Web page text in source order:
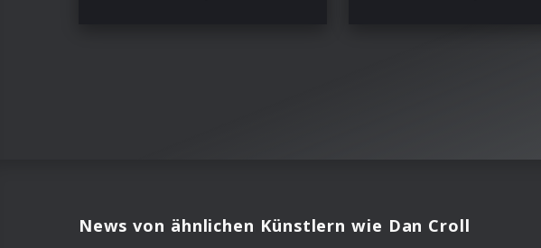
News von ähnlichen Künstlern wie Dan Croll